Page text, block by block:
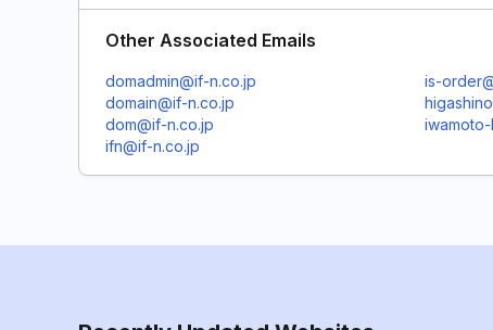
Other Associated Emails
domadmin@if-n.co.jp
domain@if-n.co.jp
dom@if-n.co.jp
ifn@if-n.co.jp
is-